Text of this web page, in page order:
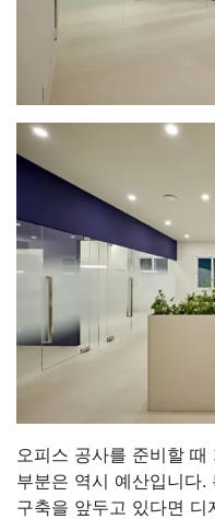
오피스 공사를 준비할
부분은 역시 예산입니다
구축을 앞두고 있다면 디